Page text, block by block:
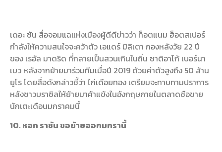
เดอะ ซัน สื่อจอมแฉแห่งเมืองผู้ดีตีข่าวว่า ท็อตแนม ฮ็อตสเปอร์
กำลังให้ความสนใจจะคว้าตัว เอแดร์ มิลิเตา กองหลังวัย 22 ปี
ของ เรอัล มาดริด ที่กลายเป็นสวนเกินในถิ่น ซาติอาโก้ เบอร์นา
เบว หลังจากย้ายมาร่วมทีมเมื่อปี 2019 ด้วยค่าตัวสูงถึง 50 ล้าน
ยูโร โดยสื่อดังกล่าวชี้ว่า ไก่เดือยทอง เตรียมจะทาบทามปราการ
หลังชาวบราซิลให้ย้ายมาค้าแข้งในอังกฤษภายในตลาดซือขาย
นักเตะเดือนมกราคมนี้
10. หอก ราชัน ขอย้ายออกมกรานี้